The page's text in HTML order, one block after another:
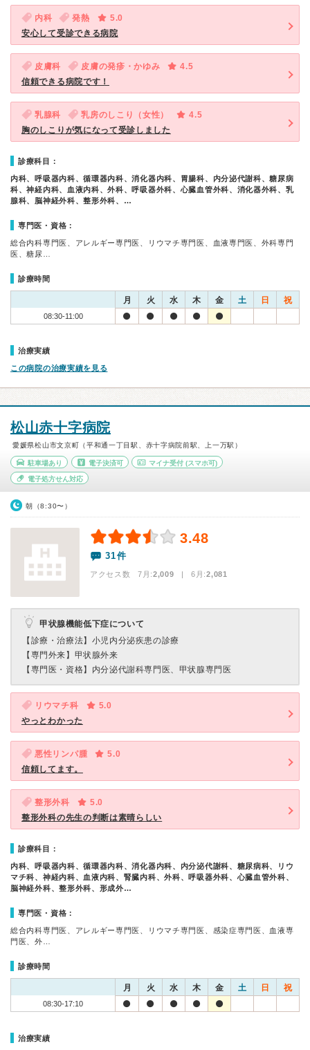
内科 発熱
5.0
安心して受診できる病院
皮膚科 皮膚の発疹・かゆみ
4.5
信頼できる病院です！
乳腺科 乳房のしこり（女性）
4.5
胸のしこりが気になって受診しました
診療科目：
内科、呼吸器内科、循環器内科、消化器内科、胃腸科、内分泌代謝科、糖尿病
科、神経内科、血液内科、外科、呼吸器外科、心臓血管外科、消化器外科、乳
腺科、脳神経外科、整形外科、…
専門医・資格：
総合内科専門医、アレルギー専門医、リウマチ専門医、血液専門医、外科専門
医、糖尿…
診療時間
月 火 水 木 金 土 日 祝
08:30-11:00
治療実績
この病院の治療実績を見る
松山赤十字病院
愛媛県松山市文京町（平和通一丁目駅、赤十字病院前駅、上一万駅）
駐車場あり 電子決済可 マイナ受付 (スマホ可)
電子処方せん対応
朝（8:30〜）
3.48
31件
アクセス数 7月:2,009 | 6月:2,081
甲状腺機能低下症について
【診療・治療法】 小児内分泌疾患の診療
【専門外来】 甲状腺外来
【専門医・資格】 内分泌代謝科専門医、甲状腺専門医
リウマチ科
5.0
やっとわかった
悪性リンパ腫
5.0
信頼してます。
整形外科
5.0
整形外科の先生の判断は素晴らしい
診療科目：
内科、呼吸器内科、循環器内科、消化器内科、内分泌代謝科、糖尿病科、リウ
マチ科、神経内科、血液内科、腎臓内科、外科、呼吸器外科、心臓血管外科、
脳神経外科、整形外科、形成外…
専門医・資格：
総合内科専門医、アレルギー専門医、リウマチ専門医、感染症専門医、血液専
門医、外…
診療時間
月 火 水 木 金 土 日 祝
08:30-17:10
治療実績